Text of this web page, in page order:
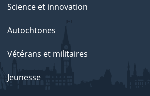
Science et innovation
Autochtones
Vétérans et militaires
Jeunesse